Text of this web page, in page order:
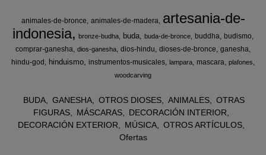
animales-de-bronce animales-de-madera
artesania-de-
indonesia
bronze-budha buda buda-de-bronce buddha
budismo
comprar-ganesha dios-ganesha dios-hindu dioses-de-bronce ganesha
hindu-god
hinduismo instrumentos-musicales lampara mascara plafones
woodcarving
BUDA GANESHA OTROS DIOSES ANIMALES
OTRAS
FIGURAS
MÁSCARAS
DECORACIÓN INTERIOR
DECORACIÓN EXTERIOR
MÚSICA
OTROS ARTÍCULOS
Ofertas